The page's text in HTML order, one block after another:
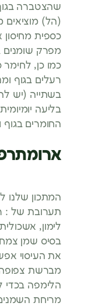
שהצטברה
(הל)
כספית
מפרק שומנים
כמו כן,
רעלים בגוף
בשתייה (יש
בליעה
החומרים
המתכון שלנו
תערובת של :
לימון,
בסיס שמן
את העיסוי
מברשת
הלימפה בכדי
מריחת